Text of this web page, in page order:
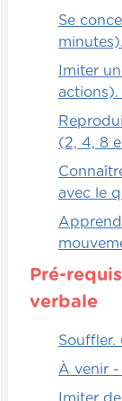
Se
Imiter
(2, 4, 8
avec le
Pré-
verbale
À venir
Imiter